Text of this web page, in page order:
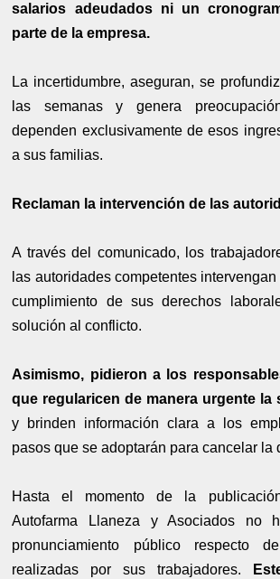
salarios adeudados ni un
parte de la empresa.
La incertidumbre, aseguran, se
las semanas y genera
dependen exclusivamente de esos
a sus familias.
Reclaman la intervención de las
A través del comunicado, los
las autoridades competentes intervengan
cumplimiento de sus derechos
solución al conflicto.
Asimismo, pidieron a los
que regularicen de manera urgente la
y brinden información clara a los
pasos que se adoptarán para cancelar la
Hasta el momento de la
Autofarma Llaneza y Asociados no
pronunciamiento público respecto
realizadas por sus trabajadores.